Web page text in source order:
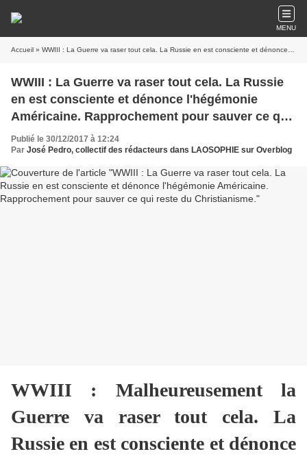
MENU
Accueil » WWIII : La Guerre va raser tout cela. La Russie en est consciente et dénonce l'hégémonie Américaine. Rapprochement pour sauver ce qui reste du Christianisme.
WWIII : La Guerre va raser tout cela. La Russie
en est consciente et dénonce l'hégémonie
Américaine. Rapprochement pour sauver ce qui
reste du Christianisme.
Publié le 30/12/2017 à 12:24
Par José Pedro, collectif des rédacteurs dans LAOSOPHIE sur Overblog
WWIII : Malheureusement la
Guerre va raser tout cela. La
Russie en est consciente et dénonce